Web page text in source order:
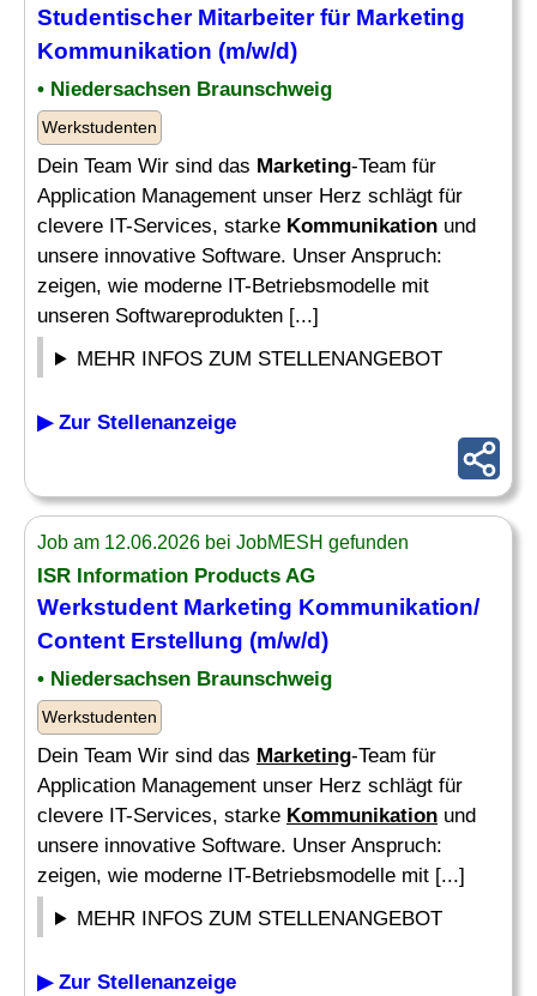
Studentischer Mitarbeiter für Marketing
Kommunikation (m/w/d)
• Niedersachsen Braunschweig
Werkstudenten
Dein Team Wir sind das Marketing-Team für
Application Management unser Herz schlägt für
clevere IT-Services, starke Kommunikation und
unsere innovative Software. Unser Anspruch:
zeigen, wie moderne IT-Betriebsmodelle mit
unseren Softwareprodukten [...]
MEHR INFOS ZUM STELLENANGEBOT
▶ Zur Stellenanzeige
Job am 12.06.2026 bei JobMESH gefunden
ISR Information Products AG
Werkstudent Marketing Kommunikation/
Content Erstellung (m/w/d)
• Niedersachsen Braunschweig
Werkstudenten
Dein Team Wir sind das Marketing-Team für
Application Management unser Herz schlägt für
clevere IT-Services, starke Kommunikation und
unsere innovative Software. Unser Anspruch:
zeigen, wie moderne IT-Betriebsmodelle mit [...]
MEHR INFOS ZUM STELLENANGEBOT
▶ Zur Stellenanzeige